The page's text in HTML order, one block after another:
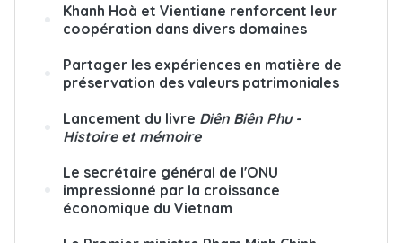
Khanh Hoà et Vientiane renforcent leur
coopération dans divers domaines
Partager les expériences en matière de
préservation des valeurs patrimoniales
Lancement du livre Diên Biên Phu -
Histoire et mémoire
Le secrétaire général de l'ONU
impressionné par la croissance
économique du Vietnam